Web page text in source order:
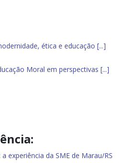
ética e educação [...]
Moral em perspectivas [...]
experiência da SME de Marau/RS